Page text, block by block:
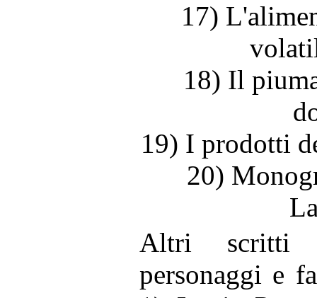
17)
18) Il
19) I prodotti
20)
Altri scritti
personaggi e